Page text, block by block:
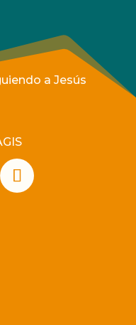
a Jesús